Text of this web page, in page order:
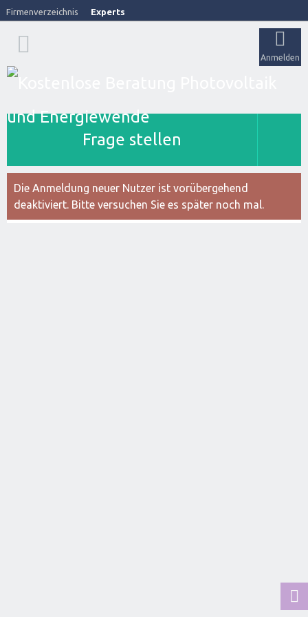
Firmenverzeichnis Experts
Anmelden
Frage stellen
Die Anmeldung neuer Nutzer ist vorübergehend
deaktiviert. Bitte versuchen Sie es später noch mal.